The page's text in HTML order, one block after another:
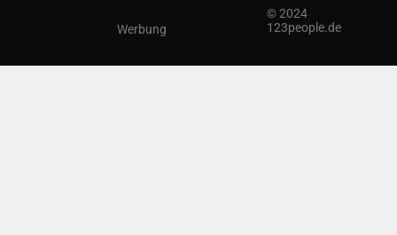
© 2024
123people.de
Werbung